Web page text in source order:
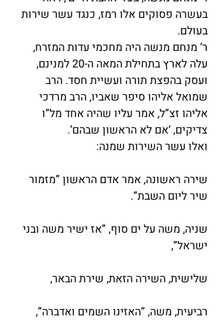
בעשרה פסוקים אלו רמז, כנגד עשר שירות
בעולם.
ר’ מנחם מנשה היה מחכמי עדות המזרח,
עלה לארץ בתחילת המאה ה-20 למנינם,
ועסק בהפצת תורה ועשיית חסד. הרב
שמואל אליהו סיפר שאביו, הרב מרדכי
אליהו זצ”ל, אמר עליו שהיה אחד מל”ו
צדיקים, ‘אם לא הראשון שבהם’.
ואלו עשר השירות שמנה:
שירה ראשונה, אמר אדם הראשון ”מזמור
שיר ליום השבת”.
שניה, משה על ים סוף, ”אז ישיר משה ובני
ישראל”,
שלישית, השירה הזאת, שירת הבאר,
רביעית, משה, ”האזינו השמים ואדברה”,